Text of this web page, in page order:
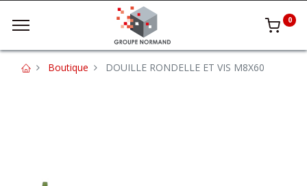
0
Boutique DOUILLE RONDELLE ET VIS M8X60